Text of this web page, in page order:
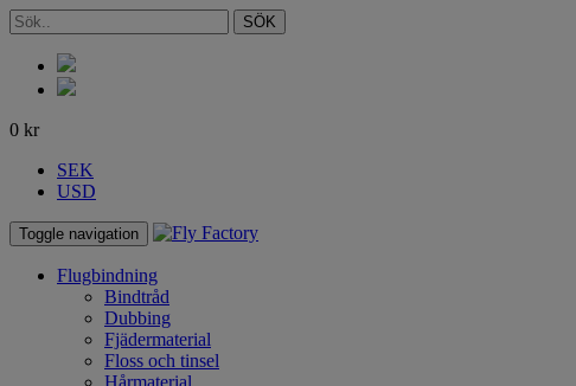
SÖK
0 kr
SEK
USD
Toggle navigation
Flugbindning
Bindtråd
Dubbing
Fjädermaterial
Floss och tinsel
Hårmaterial